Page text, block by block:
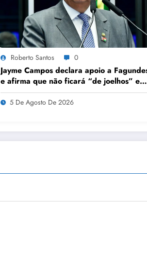
Roberto Santos 0
Jayme Campos declara apoio a
e afirma que não ficará “de joelhos” em
disputa política
5 De Agosto De 2026